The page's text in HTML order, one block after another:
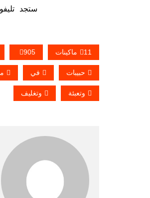
ستجد
11ماكينات 905
حبيبات في
وتعبئة وتغليف